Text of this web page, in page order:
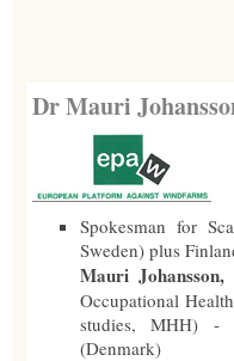
Dr Mauri
Spokesman for
Sweden) plus
Mauri Johansson,
Occupational
studies, MHH) -
(Denmark)